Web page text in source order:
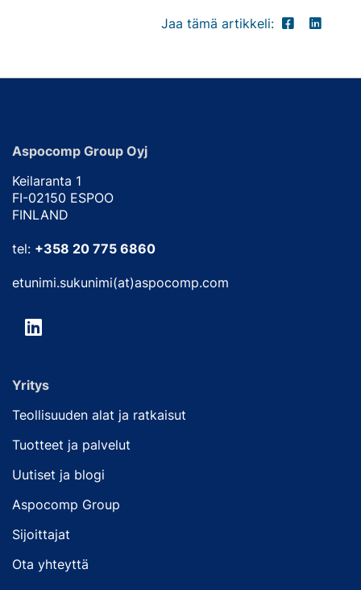
Jaa tämä artikkeli:
Aspocomp Group Oyj
Keilaranta 1
FI-02150 ESPOO
FINLAND
tel: +358 20 775 6860
etunimi.sukunimi(at)aspocomp.com
Yritys
Teollisuuden alat ja ratkaisut
Tuotteet ja palvelut
Uutiset ja blogi
Aspocomp Group
Sijoittajat
Ota yhteyttä